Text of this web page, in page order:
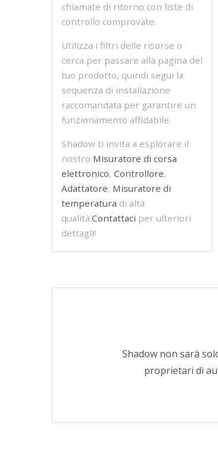
chiamate di ritorno con liste di
controllo comprovate.
Utilizza i filtri delle risorse o
cerca per passare alla pagina del
tuo prodotto, quindi segui la
sequenza di installazione
raccomandata per garantire un
funzionamento affidabile.
Shadow ti invita a esplorare il
nostro Misuratore di corsa
elettronico, Controllore,
Adattatore, Misuratore di
temperatura di alta
qualità.Contattaci per ulteriori
dettagli!
Shadow non sarà
proprietari di